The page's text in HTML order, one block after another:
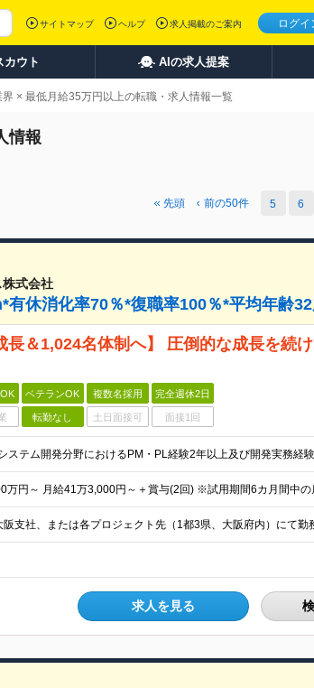
ログイ
サイトマップ ヘルプ 求人掲載のご案内
カウト AIの求人提案
界 × 最低月給35万円以上の転職・求人情報一覧
情報
先頭 前の50件 5 6
式会社
有休消化率70％*復職率100％*平均年齢
長＆1,024名体制へ】 圧倒的な成長を続
ベテランOK 複数名採用 完全週休2日
転勤なし 土日面接可 面接1回
求人を見る